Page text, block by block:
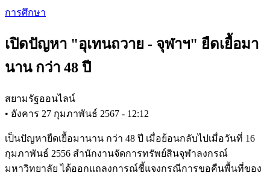
Skip
content
การศึกษา
เปิดปัญหา "อุเทนถวาย - จุฬาฯ" ยืดเยื้อมา
นาน กว่า 48 ปี
สยามรัฐออนไลน์
• อังคาร 27 กุมภาพันธ์ 2567 - 12:12
เป็นปัญหายืดเยื้อมานาน กว่า 48 ปี เมื่อย้อนกลับไปเมื่อวันที่ 16
กุมภาพันธ์ 2556 สำนักงานจัดการทรัพย์สินจุฬาลงกรณ์
มหาวิทยาลัย ได้ออกแถลงการณ์ชี้แจงกรณีการขอคืนพื้นที่ของ